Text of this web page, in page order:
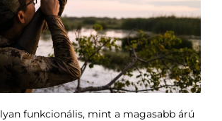
funkcionális, mint a magasabb árú